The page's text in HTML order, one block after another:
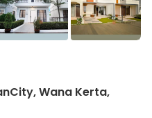
Wana Kerta,